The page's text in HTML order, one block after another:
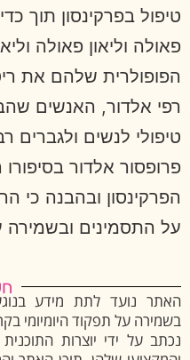
טיפול בפרקינסון תוך
פאולה וליאון פאולה
הפופולרית שלהם את
רפי אלדור, האנשים
טיפולי לנשים ולגברים
פרופסור אלדור
הפרקינסון ובהבנה כי
על התסמינים
האתר נועד לתת מידע
בשמירה על תפקוד היומיומי
נכתב על ידי יוצרות